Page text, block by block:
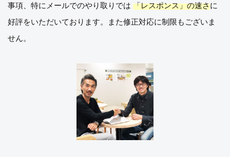
事項、特にメールでのやり取りでは 「レスポンス」の速さに
好評をいただいております。また修正対応に制限もございま
せん。